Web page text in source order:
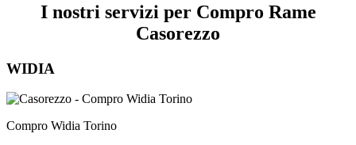
I nostri servizi per Compro Rame
Casorezzo
WIDIA
Compro Widia Torino